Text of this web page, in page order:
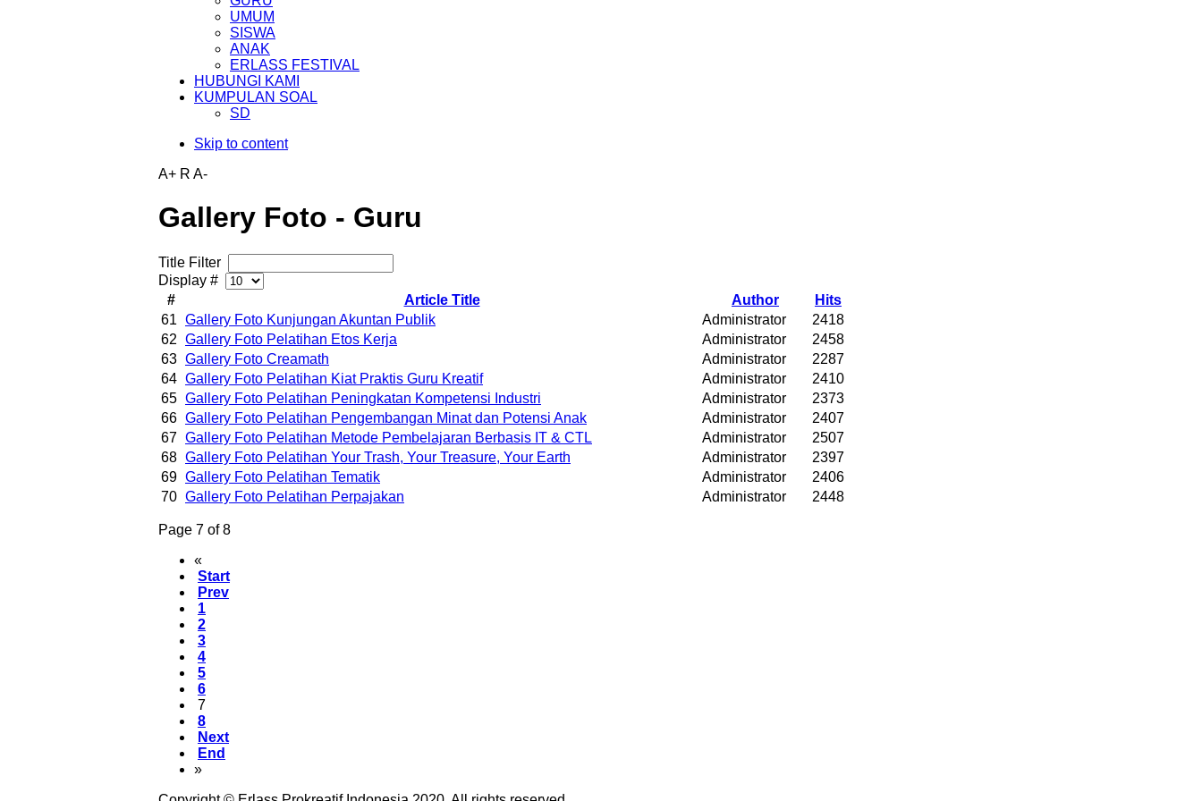
UMUM
SISWA
ANAK
ERLASS FESTIVAL
HUBUNGI KAMI
KUMPULAN SOAL
SD
Skip to content
A+ R A-
Gallery Foto - Guru
Title Filter
Display #
#
Article Title Author
Hits
61 Gallery Foto Kunjungan Akuntan Publik Administrator
2418
62 Gallery Foto Pelatihan Etos Kerja Administrator
2458
63 Gallery Foto Creamath Administrator
2287
64 Gallery Foto Pelatihan Kiat Praktis Guru Kreatif Administrator
2410
65 Gallery Foto Pelatihan Peningkatan Kompetensi Industri Administrator
2373
66 Gallery Foto Pelatihan Pengembangan Minat dan Potensi Anak Administrator
2407
67 Gallery Foto Pelatihan Metode Pembelajaran Berbasis IT & CTL Administrator
2507
68 Gallery Foto Pelatihan Your Trash, Your Treasure, Your Earth Administrator
2397
69 Gallery Foto Pelatihan Tematik Administrator
2406
70 Gallery Foto Pelatihan Perpajakan Administrator 2448
Page 7 of 8
«
Start
Prev
1
2
3
4
5
6
7
8
Next
End
»